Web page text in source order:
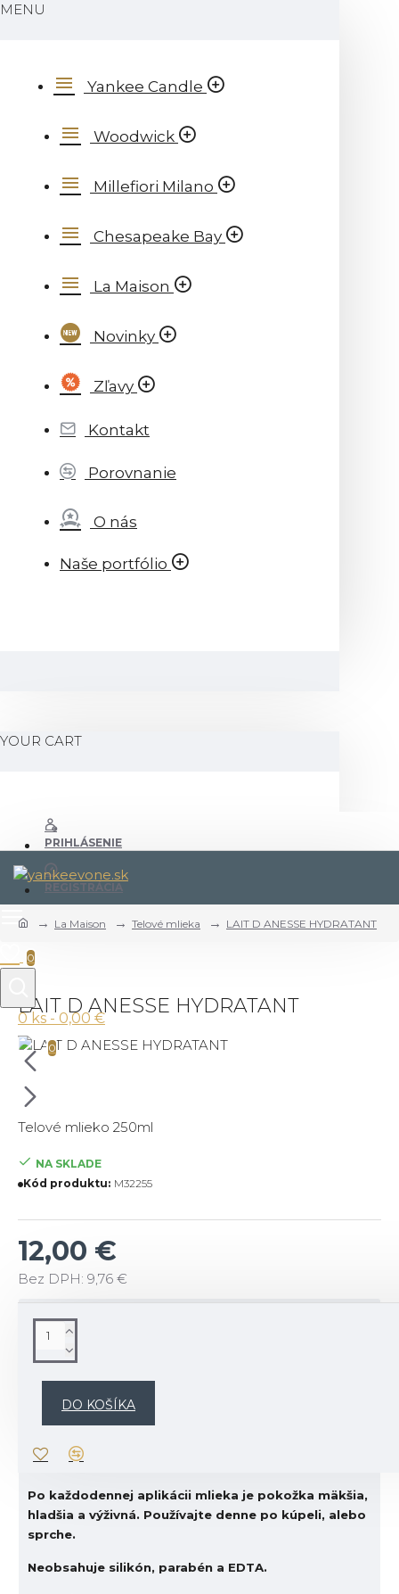
MENU
Yankee Candle
Woodwick
Millefiori Milano
Chesapeake Bay
La Maison
Novinky
Zľavy
Kontakt
Porovnanie
O nás
Naše portfólio
YOUR CART
PRIHLÁSENIE
REGISTRÁCIA
0
0 ks - 0,00 €
0
La Maison Telové mlieka LAIT D ANESSE HYDRATANT
LAIT D ANESSE HYDRATANT
Telové mlieko 250ml
12,00 €
Bez DPH: 9,76 €
NA SKLADE
Kód produktu: M32255
DO KOŠÍKA
hydratačnými vlastnosťami.
pokožku a
Po každodennej aplikácii mlieka je pokožka mäkšia,
hladšia a výživná. Používajte denne po kúpeli, alebo
sprche.
Neobsahuje silikón, parabén a EDTA.